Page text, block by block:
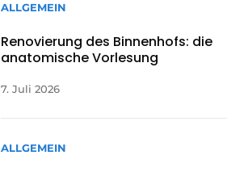
ALLGEMEIN
Renovierung des Binnenhofs: die
anatomische Vorlesung
7. Juli 2026
ALLGEMEIN